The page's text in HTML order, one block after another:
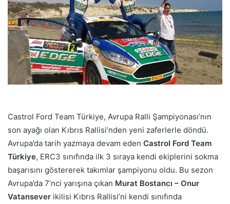
Castrol Ford Team Türkiye, Avrupa Ralli Şampiyonası’nın
son ayağı olan Kıbrıs Rallisi’nden yeni zaferlerle döndü.
Avrupa’da tarih yazmaya devam eden Castrol Ford Team
Türkiye, ERC3 sınıfında ilk 3 sıraya kendi ekiplerini sokma
başarısını göstererek takımlar şampiyonu oldu. Bu sezon
Avrupa’da 7’nci yarışına çıkan Murat Bostancı – Onur
Vatansever ikilisi Kıbrıs Rallisi’ni kendi sınıfında